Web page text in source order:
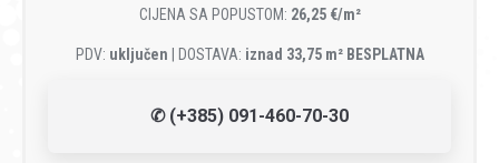
CIJENA SA POPUSTOM: 26,25 €/m²
PDV: uključen | DOSTAVA: iznad 33,75 m² BESPLATNA
✆ (+385) 091-460-70-30